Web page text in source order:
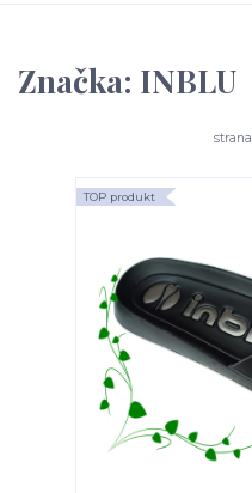
Značka: INBLU
strana
TOP produkt